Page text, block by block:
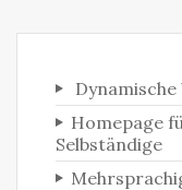
Homepage
Selbständige‎